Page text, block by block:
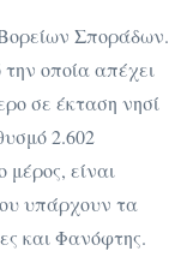
Σποράδων.
οποία απέχει
σε έκταση νησί
2.602
είναι
υπάρχουν τα
και Φανόφτης.